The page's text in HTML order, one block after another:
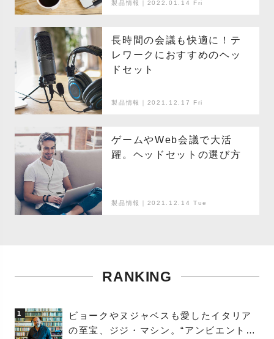
製品情報｜2022.01.14 Fri
長時間の会議も快適に！テ
レワークにおすすめのヘッ
ドセット
製品情報｜2021.12.17 Fri
ゲームやWeb会議で大活
躍。ヘッドセットの選び方
製品情報｜2021.12.14 Tue
RANKING
1
ビョークやヌジャベスも愛したイタリア
の至宝、ジジ・マシン。“アンビエントの